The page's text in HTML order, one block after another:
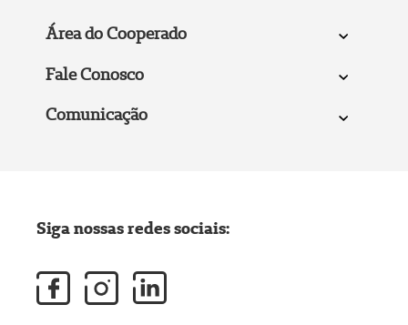
Área do Cooperado
Fale Conosco
Comunicação
Siga nossas redes sociais: